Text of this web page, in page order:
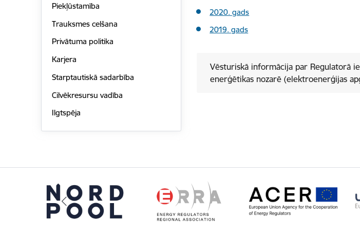
Piekļūstamība
Trauksmes celšana
Privātuma politika
Karjera
Starptautiskā sadarbība
Cilvēkresursu vadība
Ilgtspēja
2020. gads
2019. gads
Vēsturiskā informācija par Regulatorā
enerģētikas nozarē (elektroenerģijas